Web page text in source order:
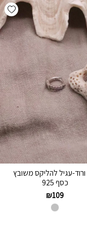
ורוד-עגיל להליקס משובץ
כסף 925
₪109